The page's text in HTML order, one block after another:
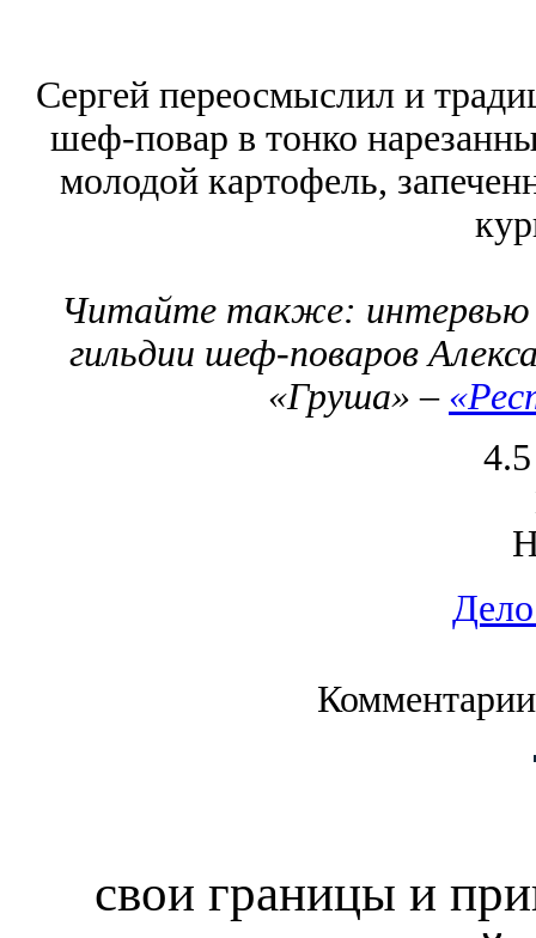
Сергей переосмыслил и
шеф-повар в тонко
молодой картофель,
Читайте также: интервью
гильдии шеф-поваров
«Груша» –
свои границы и